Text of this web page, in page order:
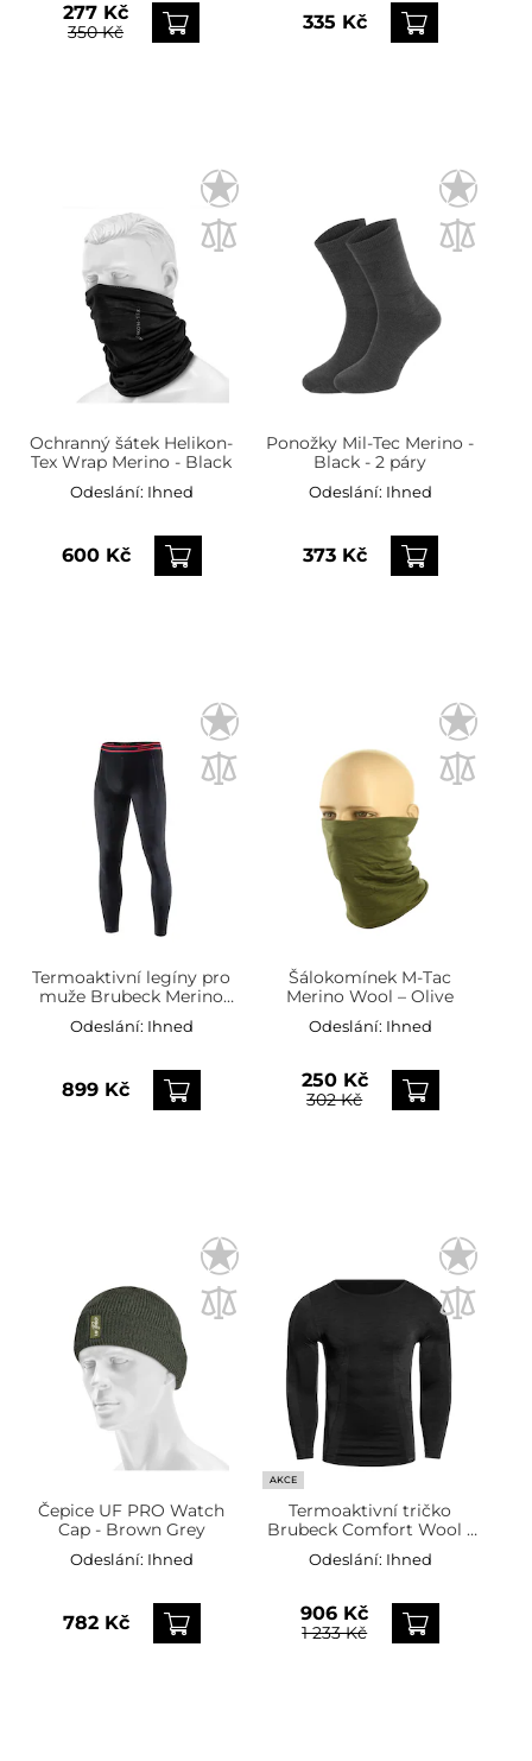
277 Kč
350 Kč 335 Kč
Ochranný šátek Helikon-
Tex Wrap Merino - Black
Odeslání: Ihned
600 Kč
Ponožky Mil-Tec Merino -
Black - 2 páry
Odeslání: Ihned
373 Kč
Termoaktivní legíny pro
muže Brubeck Merino
Active Wool - černé
Odeslání: Ihned
899 Kč
Šálokomínek M-Tac
Merino Wool – Olive
Odeslání: Ihned
250 Kč
302 Kč
Čepice UF PRO Watch
Cap - Brown Grey
Odeslání: Ihned
782 Kč
AKCE
Termoaktivní tričko
Brubeck Comfort Wool -
černé
Odeslání: Ihned
906 Kč
1 233 Kč